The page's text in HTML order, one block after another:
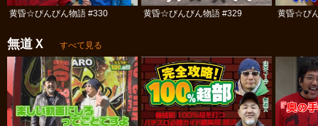
黄昏☆びんびん物語 #330 黄昏☆びんびん物語 #329 黄昏☆び
無道Ｘ すべて見る